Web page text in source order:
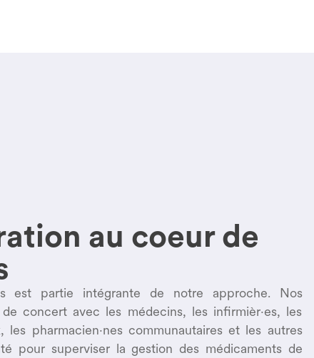
au coeur de
est partie intégrante de notre approche. Nos
de concert avec les médecins, les infirmièr·es, les
les pharmacien·nes communautaires et les autres
pour superviser la gestion des médicaments de